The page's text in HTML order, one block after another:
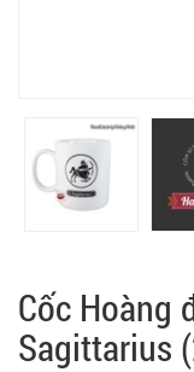
Cốc Hoàng
Sagittarius